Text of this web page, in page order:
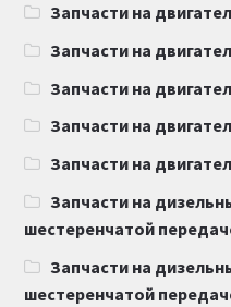
Запчасти на
Запчасти на
Запчасти на
Запчасти на
Запчасти на
Запчасти на
шестеренчатой
Запчасти на
шестеренчатой